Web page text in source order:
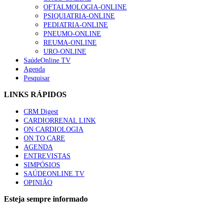
OFTALMOLOGIA-ONLINE
PSIQUIATRIA-ONLINE
PEDIATRIA-ONLINE
PNEUMO-ONLINE
REUMA-ONLINE
URO-ONLINE
SaúdeOnline TV
Agenda
Pesquisar
LINKS RÁPIDOS
CRM Digest
CARDIORRENAL LINK
ON CARDIOLOGIA
ON TO CARE
AGENDA
ENTREVISTAS
SIMPÓSIOS
SAÚDEONLINE.TV
OPINIÃO
Esteja sempre informado